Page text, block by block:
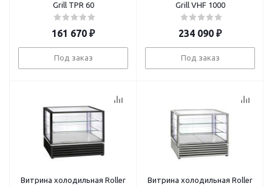
Grill TPR 60
161 670 ₽
Под заказ
Grill VHF 1000
234 090 ₽
Под заказ
Витрина холодильная Roller
Витрина холодильная Roller